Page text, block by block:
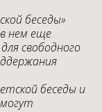
беседы»
нем еще
свободного
беседы и